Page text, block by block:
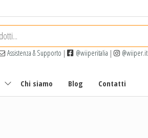
Assistenza & Supporto | @wiiperitalia | @wiiper.it
Chi siamo Blog Contatti